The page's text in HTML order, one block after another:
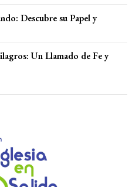
Descubre su Papel y
Un Llamado de Fe y